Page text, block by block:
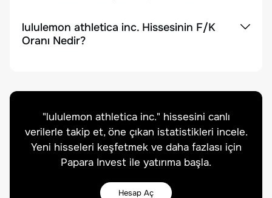
lululemon athletica inc. Hissesinin F/K
Oranı Nedir?
"lululemon athletica inc." hissesini canlı
verilerle takip et, öne çıkan istatistikleri incele.
Yeni hisseleri keşfetmek ve daha fazlası için
Papara Invest ile yatırıma başla.
Hesap Aç